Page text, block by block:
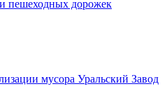
пешеходных дорожек
мусора Уральский Завод